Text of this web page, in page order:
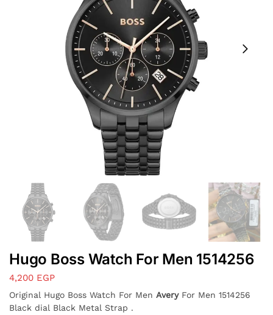
Hugo Boss Watch For Men 1514256
4,200 EGP
Original Hugo Boss Watch For Men AveryFor Men 1514256
Black dial Black Metal Strap .